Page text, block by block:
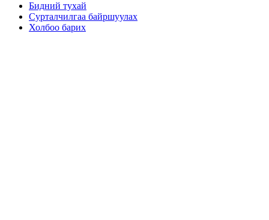
Бидний тухай
Сурталчилгаа байршуулах
Холбоо барих